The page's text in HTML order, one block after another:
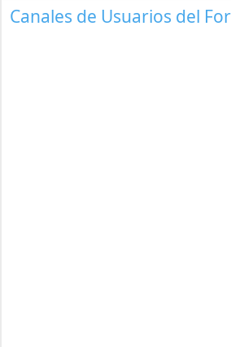
Canales de Usuarios del